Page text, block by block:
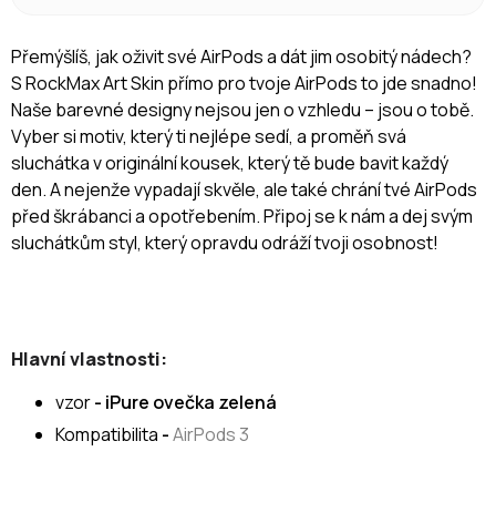
Přemýšlíš, jak oživit své AirPods a dát jim osobitý nádech?
S RockMax Art Skin přímo pro tvoje AirPods to jde snadno!
Naše barevné designy nejsou jen o vzhledu – jsou o tobě.
Vyber si motiv, který ti nejlépe sedí, a proměň svá
sluchátka v originální kousek, který tě bude bavit každý
den. A nejenže vypadají skvěle, ale také chrání tvé AirPods
před škrábanci a opotřebením. Připoj se k nám a dej svým
sluchátkům styl, který opravdu odráží tvoji osobnost!
Hlavní vlastnosti:
vzor- iPure ovečka zelená
Kompatibilita -AirPods 3